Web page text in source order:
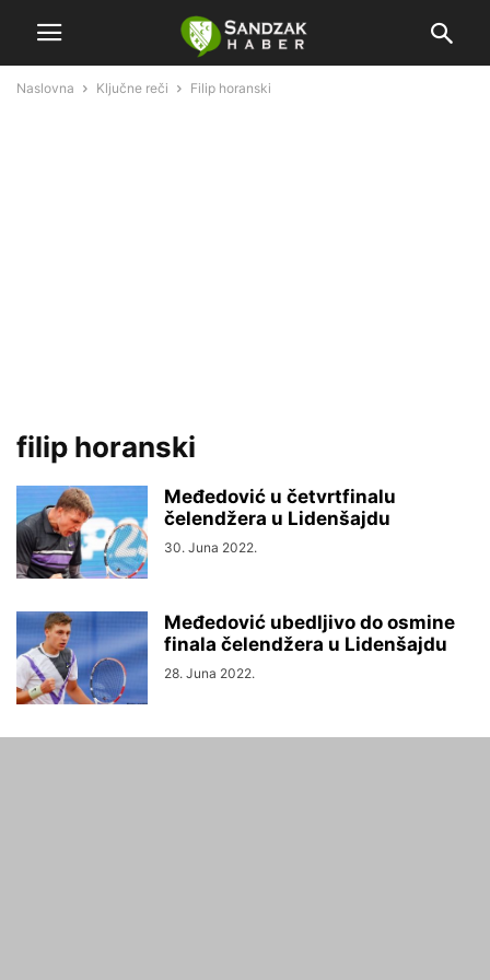
Naslovna Ključne reči Filip horanski
filip horanski
Međedović u četvrtfinalu
čelendžera u Lidenšajdu
30. Juna 2022.
Međedović ubedljivo do osmine
finala čelendžera u Lidenšajdu
28. Juna 2022.